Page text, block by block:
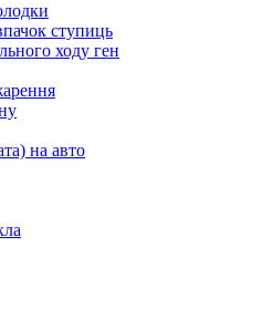
ступиць
ходу ген
на авто